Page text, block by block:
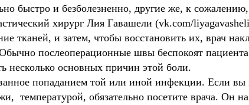
быстро и безболезненно, другие же, к
хирург Лия Гавашели (vk.com/
тканей, и затем, чтобы восстановить их, врач
послеоперационные швы беспокоят
несколько основных причин этой боли.
попаданием той или иной инфекции. Если вы
температурой, обязательно посетите врача. Он